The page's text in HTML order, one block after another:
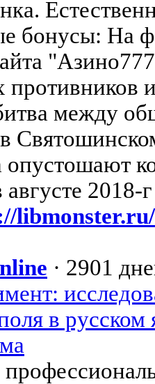
бонусы: На
противников
между
опустошают
2018-
· 2901
в русском